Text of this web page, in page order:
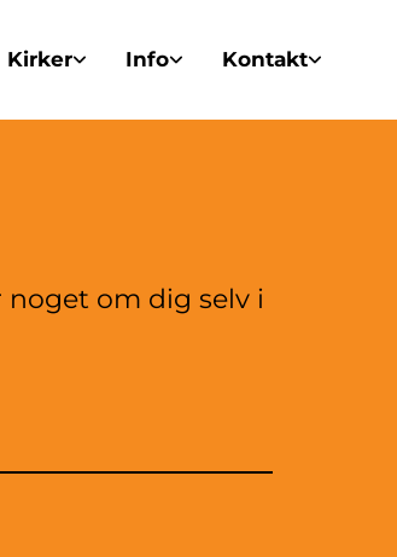
Kirker Info Kontakt
om dig selv i